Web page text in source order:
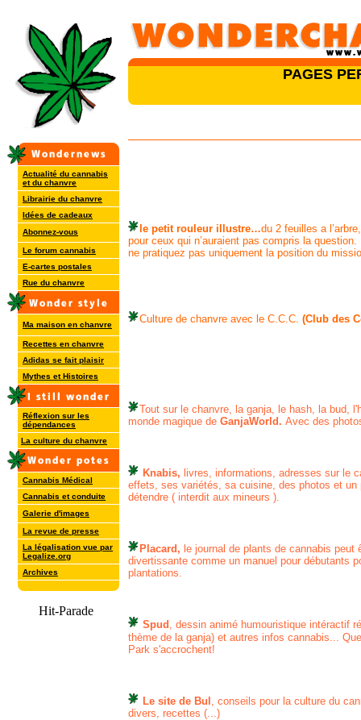
Actualité du cannabis
et du chanvre
Librairie du chanvre
Idées de cadeaux
Abonnez-vous
Le forum cannabis
E-cartes postales
Rue du chanvre
Ma maison en chanvre
Recettes en chanvre
Adidas se fait plaisir
Mythes et Histoires
Réflexion sur les
dépendances
La culture du chanvre
Cannabis Médical
Cannabis et conduite
Galerie d'images
La revue de presse
La légalisation vue par
Legalize.org
Archives
PAGES
le petit rouleur illustre…du 2 feuilles a
pour ceux qui n’auraient pas compris la
ne pratiquez pas uniquement la position du
Culture de chanvre avec le C.C.C. (Club des
Tout sur le chanvre, la ganja, le hash, la bud,
monde magique de GanjaWorld. Avec des
Knabis, livres, informations, adresses sur le
effets, ses variétés, sa cuisine, des photos et un
détendre ( interdit aux mineurs ).
Placard, le journal de plants de cannabis peut
divertissante comme un manuel pour débutants
plantations.
Spud , dessin animé humouristique intéractif
thème de la ganja) et autres infos cannabis...
Park s'accrochent!
Le site de Bul , conseils pour la culture du
divers, recettes (...)